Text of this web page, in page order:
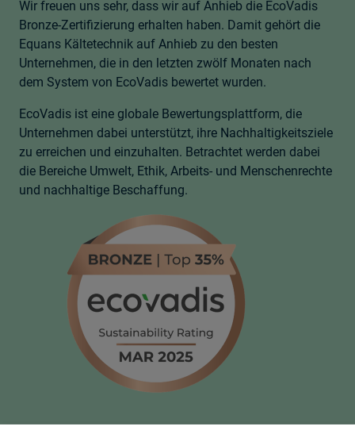
Wir freuen uns sehr, dass wir auf Anhieb die EcoVadis
Bronze-Zertifizierung erhalten haben. Damit gehört die
Equans Kältetechnik auf Anhieb zu den besten
Unternehmen, die in den letzten zwölf Monaten nach
dem System von EcoVadis bewertet wurden.
EcoVadis ist eine globale Bewertungsplattform, die
Unternehmen dabei unterstützt, ihre Nachhaltigkeitsziele
zu erreichen und einzuhalten. Betrachtet werden dabei
die Bereiche Umwelt, Ethik, Arbeits- und Menschenrechte
und nachhaltige Beschaffung.